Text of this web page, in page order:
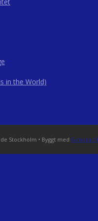
in the World)
Stockholm • Byggt med